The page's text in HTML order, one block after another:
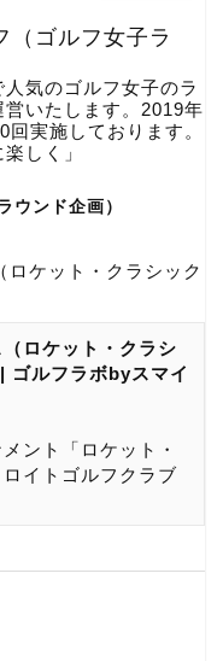
（ゴルフ女子ラ
気のゴルフ女子のラ
いたします。2019年
実施しております。
しく」
ウンド企画）
ロケット・クラシック
ロケット・クラシ
ゴルフラボbyスマイ
ント「ロケット・
イトゴルフクラブ